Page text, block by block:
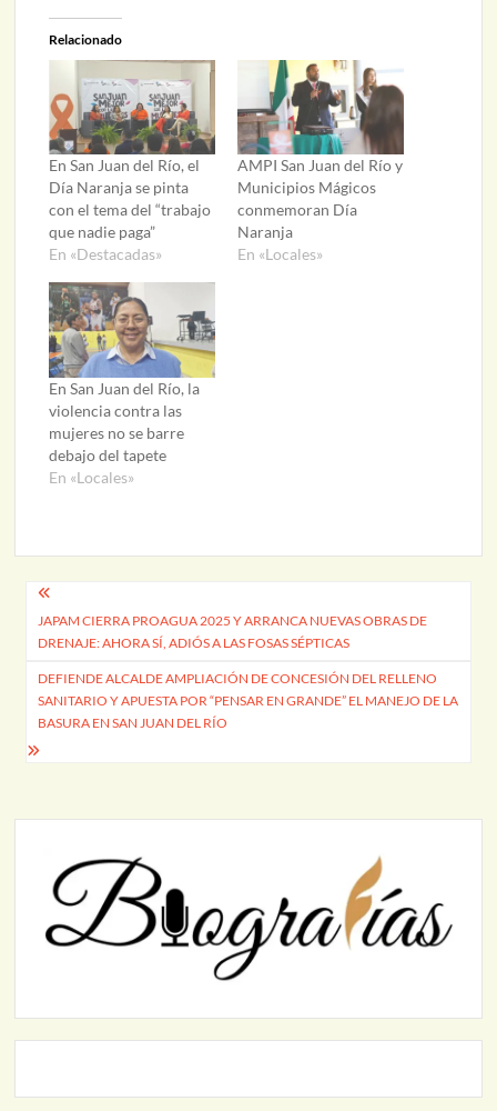
Relacionado
En San Juan del Río, el
Día Naranja se pinta
con el tema del “trabajo
que nadie paga”
En «Destacadas»
AMPI San Juan del Río y
Municipios Mágicos
conmemoran Día
Naranja
En «Locales»
En San Juan del Río, la
violencia contra las
mujeres no se barre
debajo del tapete
En «Locales»
Navegación
de
entradas
JAPAM CIERRA PROAGUA 2025 Y ARRANCA NUEVAS OBRAS DE
DRENAJE: AHORA SÍ, ADIÓS A LAS FOSAS SÉPTICAS
DEFIENDE ALCALDE AMPLIACIÓN DE CONCESIÓN DEL RELLENO
SANITARIO Y APUESTA POR “PENSAR EN GRANDE” EL MANEJO DE LA
BASURA EN SAN JUAN DEL RÍO